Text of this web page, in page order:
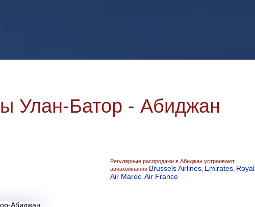
Улан-Батор - Абиджан
Регулярные распродажи в Абиджан устраивают
авиакомпании Brussels Airlines Emirates Royal
Air Maroc Air France